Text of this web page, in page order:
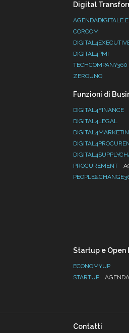
Digital
CORCOM
DIGITAL4PMI
TECHCOMPANY360
ZEROUNO
Funzioni di
DIGITAL4FINANCE
DIGITAL4LEGAL
PROCUREMENT
Startup e Open
ECONOMYUP
STARTUP
Contatti